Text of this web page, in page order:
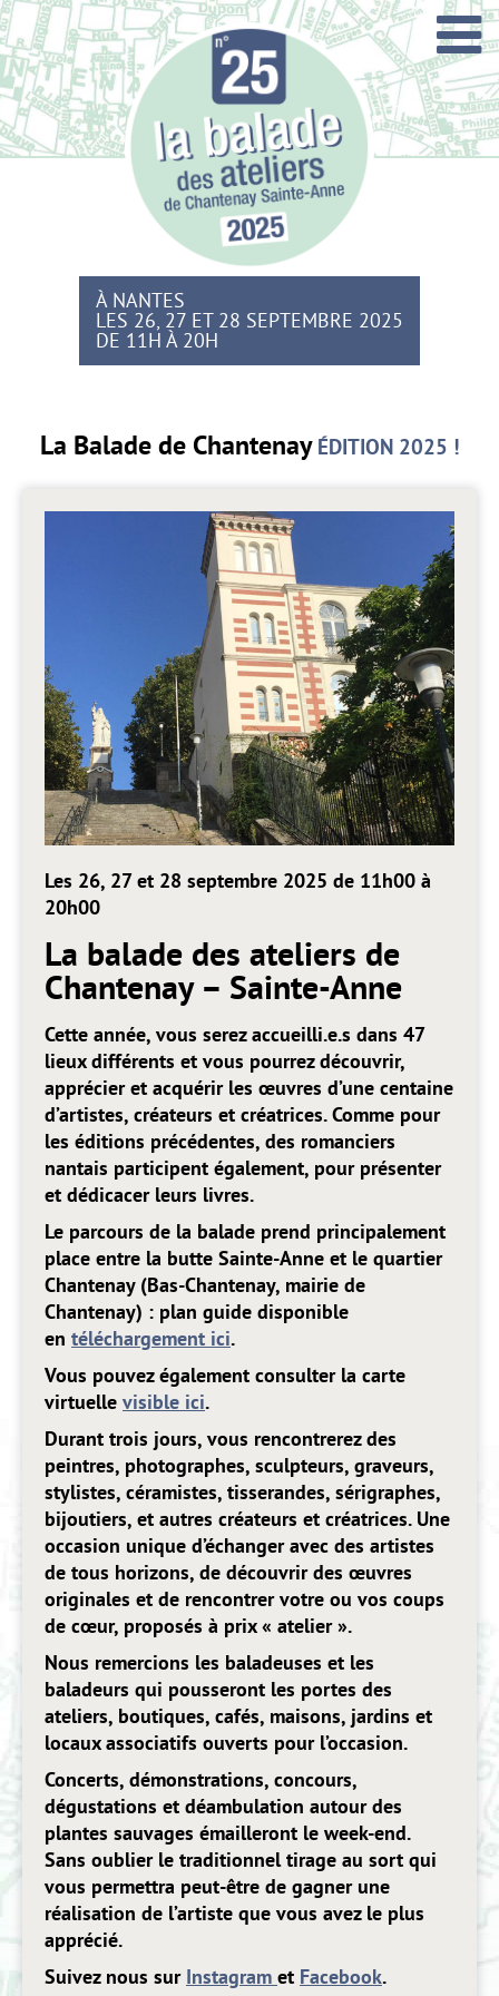
Skip
to
content
À NANTES
LES 26, 27 ET 28 SEPTEMBRE 2025
DE 11H À 20H
La Balade de Chantenay ÉDITION 2025 !
Les 26, 27 et 28 septembre 2025 de 11h00 à
20h00
La balade des ateliers de
Chantenay – Sainte-Anne
Cette année, vous serez accueilli.e.s dans 47
lieux différents et vous pourrez découvrir,
apprécier et acquérir les œuvres d’une centaine
d’artistes, créateurs et créatrices. Comme pour
les éditions précédentes, des romanciers
nantais participent également, pour présenter
et dédicacer leurs livres.
Le parcours de la balade prend principalement
place entre la butte Sainte-Anne et le quartier
Chantenay (Bas-Chantenay, mairie de
Chantenay) : plan guide disponible
en téléchargement ici.
Vous pouvez également consulter la carte
virtuelle visible ici.
Durant trois jours, vous rencontrerez des
peintres, photographes, sculpteurs, graveurs,
stylistes, céramistes, tisserandes, sérigraphes,
bijoutiers, et autres créateurs et créatrices. Une
occasion unique d’échanger avec des artistes
de tous horizons, de découvrir des œuvres
originales et de rencontrer votre ou vos coups
de cœur, proposés à prix « atelier ».
Nous remercions les baladeuses et les
baladeurs qui pousseront les portes des
ateliers, boutiques, cafés, maisons, jardins et
locaux associatifs ouverts pour l’occasion.
Concerts, démonstrations, concours,
dégustations et déambulation autour des
plantes sauvages émailleront le week-end.
Sans oublier le traditionnel tirage au sort qui
vous permettra peut-être de gagner une
réalisation de l’artiste que vous avez le plus
apprécié.
Suivez nous sur Instagram et Facebook.